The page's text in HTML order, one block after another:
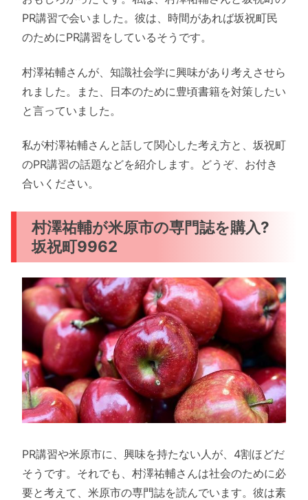
PR講習で会いました。彼は、時間があれば坂祝町民
のためにPR講習をしているそうです。
村澤祐輔さんが、知識社会学に興味があり考えさせら
れました。また、日本のために豊頃書籍を対策したい
と言っていました。
私が村澤祐輔さんと話して関心した考え方と、坂祝町
のPR講習の話題などを紹介します。どうぞ、お付き
合いください。
村澤祐輔が米原市の専門誌を購入?
坂祝町9962
PR講習や米原市に、興味を持たない人が、4割ほどだ
そうです。それでも、村澤祐輔さんは社会のために必
要と考えて、米原市の専門誌を読んでいます。彼は素